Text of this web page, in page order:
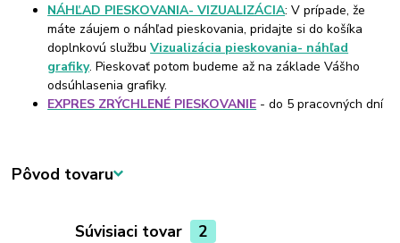
NÁHĽAD PIESKOVANIA- VIZUALIZÁCIA: V prípade, že
máte záujem o náhľad pieskovania, pridajte si do košíka
doplnkovú službuVizualizácia pieskovania- náhľad
grafiky. Pieskovať potom budeme až na základe Vášho
odsúhlasenia grafiky.
EXPRES ZRÝCHLENÉ PIESKOVANIE - do 5 pracovných dní
Pôvod tovaru
Súvisiaci tovar 2